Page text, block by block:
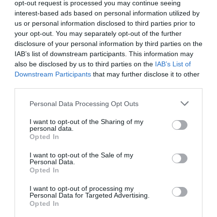
opt-out request is processed you may continue seeing
interest-based ads based on personal information utilized by
us or personal information disclosed to third parties prior to
your opt-out. You may separately opt-out of the further
disclosure of your personal information by third parties on the
IAB’s list of downstream participants. This information may
also be disclosed by us to third parties on the IAB’s List of
Downstream Participants that may further disclose it to other
Personal Data Processing Opt Outs
I want to opt-out of the Sharing of my
personal data.
Opted In
I want to opt-out of the Sale of my
Personal Data.
Opted In
I want to opt-out of processing my
Personal Data for Targeted Advertising.
Opted In
organitzada la defensa dels nostres drets.
2 d'abril: El cervell i la memòria
"El cervell es va inventar per sortir de casa, i la
memòria per tornar a casa”.
Jorge Wagensberg (1948-2018)
Físic, professor de Teoria dels processos
irreversibles
1 d'abril: Per molts anys, Gmail